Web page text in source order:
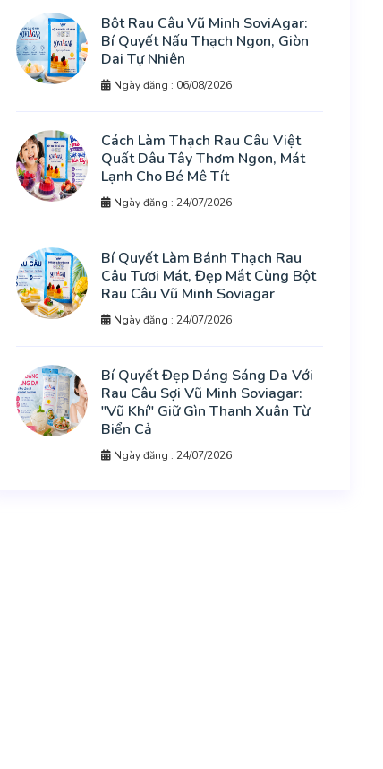
Bột Rau Câu Vũ Minh SoviAgar:
Bí Quyết Nấu Thạch Ngon, Giòn
Dai Tự Nhiên
Ngày đăng : 06/08/2026
Cách Làm Thạch Rau Câu Việt
Quất Dâu Tây Thơm Ngon, Mát
Lạnh Cho Bé Mê Tít
Ngày đăng : 24/07/2026
Bí Quyết Làm Bánh Thạch Rau
Câu Tươi Mát, Đẹp Mắt Cùng Bột
Rau Câu Vũ Minh Soviagar
Ngày đăng : 24/07/2026
Bí Quyết Đẹp Dáng Sáng Da Với
Rau Câu Sợi Vũ Minh Soviagar:
"Vũ Khí" Giữ Gìn Thanh Xuân Từ
Biển Cả
Ngày đăng : 24/07/2026